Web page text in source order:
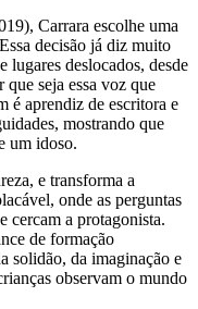
Carrara escolhe uma
decisão já diz muito
lugares deslocados, desde
que seja essa voz que
é aprendiz de escritora e
mostrando que
um idoso.
e transforma a
onde as perguntas
cercam a protagonista.
de formação
solidão, da imaginação e
observam o mundo